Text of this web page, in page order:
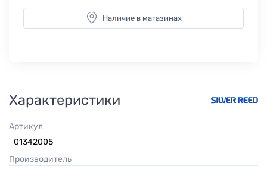
Наличие в магазинах
Характеристики
Артикул
01342005
Производитель